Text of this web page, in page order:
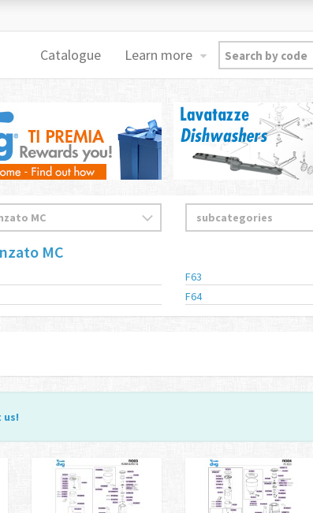
Catalogue Learn more
MC
F63
F64
us!